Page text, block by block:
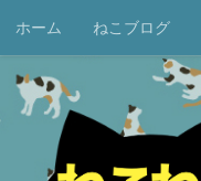
コンテンツへスキップ
ホーム ねこブログ